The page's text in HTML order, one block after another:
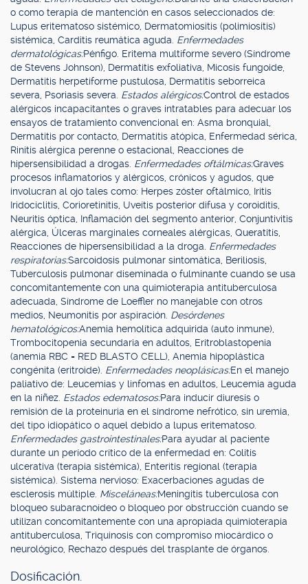
o como terapia de mantención en casos seleccionados de:
Lupus eritematoso sistémico, Dermatomiositis (polimiositis)
sistémica, Carditis reumática aguda. Enfermedades
dermatológicas:Pénfigo. Eritema multiforme severo (Síndrome
de Stevens Johnson), Dermatitis exfoliativa, Micosis fungoide,
Dermatitis herpetiforme pustulosa, Dermatitis seborreica
severa, Psoriasis severa. Estados alérgicos:Control de estados
alérgicos incapacitantes o graves intratables para adecuar los
ensayos de tratamiento convencional en: Asma bronquial,
Dermatitis por contacto, Dermatitis atópica, Enfermedad sérica,
Rinitis alérgica perenne o estacional, Reacciones de
hipersensibilidad a drogas. Enfermedades oftálmicas:Graves
procesos inflamatorios y alérgicos, crónicos y agudos, que
involucran al ojo tales como: Herpes zóster oftálmico, Iritis
Iridociclitis, Corioretinitis, Uveítis posterior difusa y coroiditis,
Neuritis óptica, Inflamación del segmento anterior, Conjuntivitis
alérgica, Úlceras marginales corneales alérgicas, Queratitis,
Reacciones de hipersensibilidad a la droga. Enfermedades
respiratorias:Sarcoidosis pulmonar sintomática, Beriliosis,
Tuberculosis pulmonar diseminada o fulminante cuando se usa
concomitantemente con una quimioterapia antituberculosa
adecuada, Síndrome de Loeffler no manejable con otros
medios, Neumonitis por aspiración. Desórdenes
hematológicos:Anemia hemolítica adquirida (auto inmune),
Trombocitopenia secundaria en adultos, Eritroblastopenia
(anemia RBC = RED BLASTO CELL), Anemia hipoplástica
congénita (eritroide). Enfermedades neoplásicas:En el manejo
paliativo de: Leucemias y linfomas en adultos, Leucemia aguda
en la niñez. Estados edematosos:Para inducir diuresis o
remisión de la proteinuria en el síndrome nefrótico, sin uremia,
del tipo idiopático o aquel debido a lupus eritematoso.
Enfermedades gastrointestinales:Para ayudar al paciente
durante un período crítico de la enfermedad en: Colitis
ulcerativa (terapia sistémica), Enteritis regional (terapia
sistémica). Sistema nervioso: Exacerbaciones agudas de
esclerosis múltiple. Misceláneas:Meningitis tuberculosa con
bloqueo subaracnoídeo o bloqueo por obstrucción cuando se
utilizan concomitantemente con una apropiada quimioterapia
antituberculosa, Triquinosis con compromiso miocárdico o
neurológico, Rechazo después del trasplante de órganos.
Dosificación.